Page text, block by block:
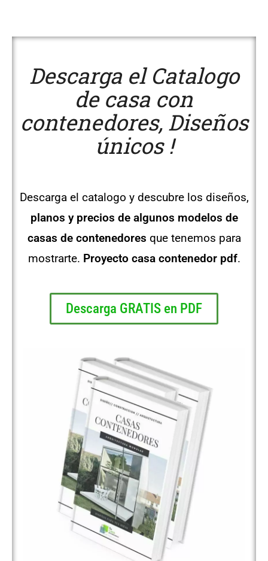
Descarga el Catalogo
de casa con
contenedores, Diseños
únicos !
Descarga el catalogo y descubre los diseños,
planos y precios de algunos modelos de
casas de contenedores que tenemos para
mostrarte. Proyecto casa contenedor pdf.
Descarga GRATIS en PDF